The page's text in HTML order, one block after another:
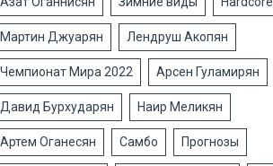
Мартин Джуарян Лендруш Акопян
Чемпионат Мира 2022 Арсен Гуламирян
Давид Бурхударян Наир Меликян
Артем Оганесян Самбо Прогнозы